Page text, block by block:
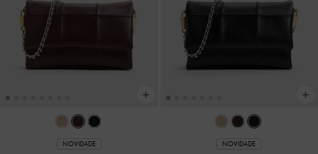
NOVIDADE NOVIDADE